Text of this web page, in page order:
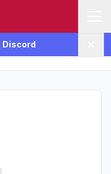
Discord